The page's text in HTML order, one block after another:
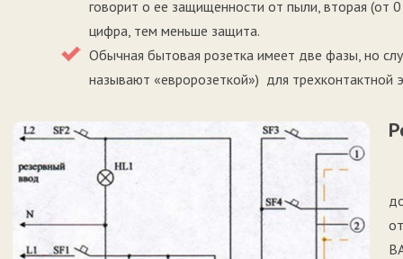
говорит о ее защищенности от пыли, вторая (от
цифра, тем меньше защита.
Обычная бытовая розетка имеет две фазы, но
называют «евророзеткой») для трехконтактной